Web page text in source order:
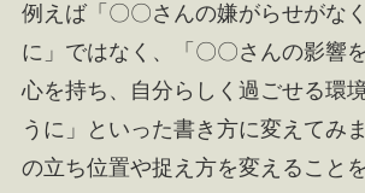
例えば「〇〇さんの嫌がらせがな
に」ではなく、「〇〇さんの影響
心を持ち、自分らしく過ごせる環
うに」といった書き方に変えてみ
の立ち位置や捉え方を変えること